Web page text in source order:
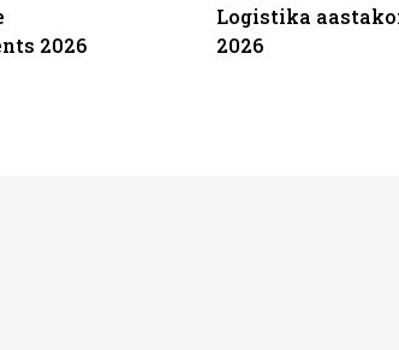
2026
Logistika
2026